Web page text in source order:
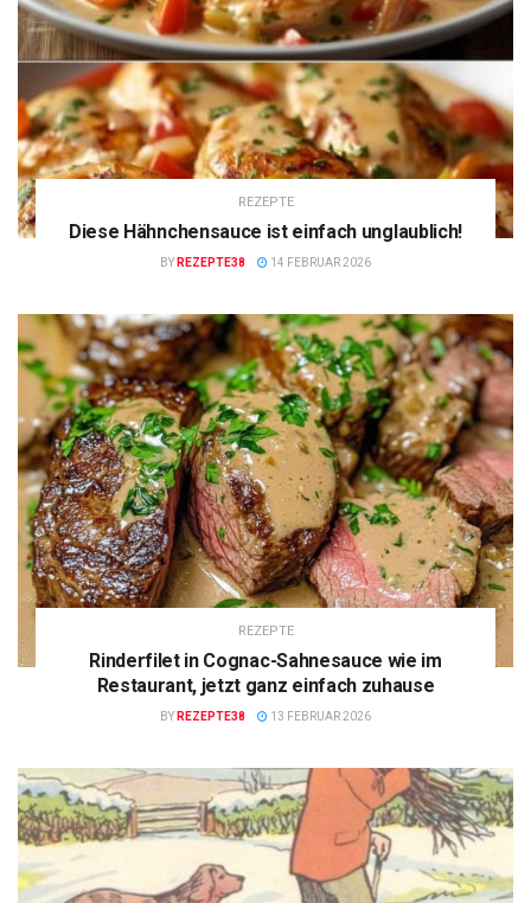
REZEPTE
Diese Hähnchensauce ist einfach unglaublich!
BY REZEPTE38 14 FEBRUAR 2026
REZEPTE
Rinderfilet in Cognac-Sahnesauce wie im
Restaurant, jetzt ganz einfach zuhause
BY REZEPTE38 13 FEBRUAR 2026